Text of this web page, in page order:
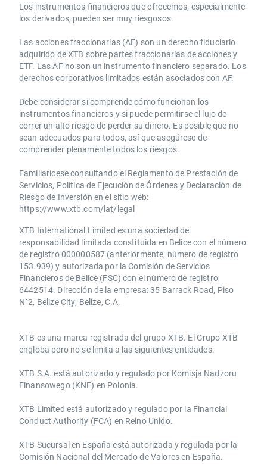
Los instrumentos financieros que ofrecemos, especialmente
los derivados, pueden ser muy riesgosos.
Las acciones fraccionarias (AF) son un derecho fiduciario
adquirido de XTB sobre partes fraccionarias de acciones y
ETF. Las AF no son un instrumento financiero separado. Los
derechos corporativos limitados están asociados con AF.
Debe considerar si comprende cómo funcionan los
instrumentos financieros y si puede permitirse el lujo de
correr un alto riesgo de perder su dinero. Es posible que no
sean adecuados para todos, así que asegúrese de
comprender plenamente todos los riesgos.
Familiarícese consultando el Reglamento de Prestación de
Servicios, Política de Ejecución de Órdenes y Declaración de
Riesgo de Inversión en el sitio web:
https://www.xtb.com/lat/legal
XTB International Limited es una sociedad de
responsabilidad limitada constituida en Belice con el número
de registro 000000587 (anteriormente, número de registro
153.939) y autorizada por la Comisión de Servicios
Financieros de Belice (FSC) con el número de registro
6442514. Dirección de la empresa: 35 Barrack Road, Piso
N°2, Belize City, Belize, C.A.
​​XTB es una marca registrada del grupo XTB. El Grupo XTB
engloba pero no se limita a las siguientes entidades:
XTB S.A.​ está autorizado y regulado por Komisja Nadzoru
Finansowego (KNF) ​en Polonia.
XTB Limited ​está autorizado y regulado por la ​Financial
Conduct Authority ​(FCA) en ​​Reino Unido.
XTB Sucursal en España está autorizada y regulada por la
Comisión Nacional del Mercado de Valores en España.